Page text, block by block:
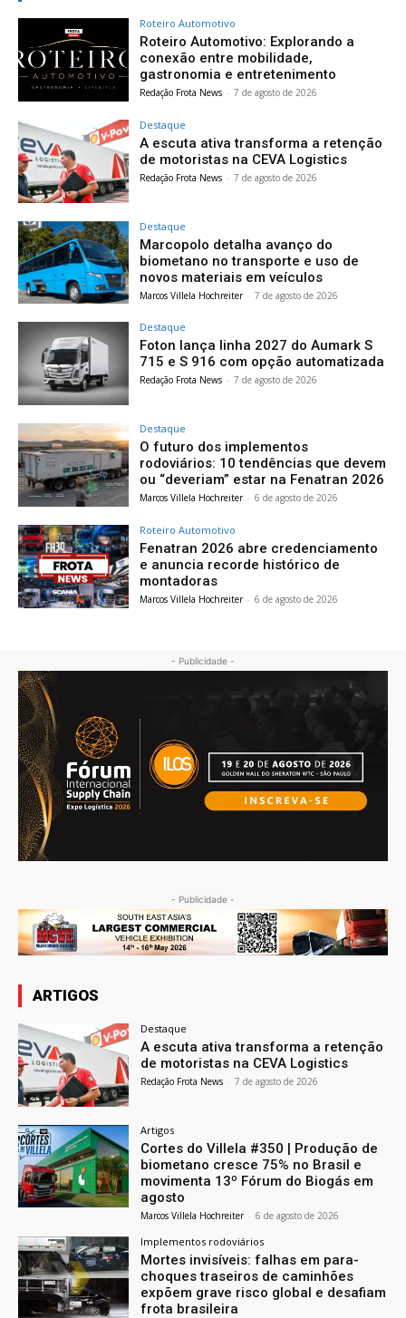
Roteiro Automotivo
Roteiro Automotivo: Explorando a
conexão entre mobilidade,
gastronomia e entretenimento
Redação Frota News - 7 de agosto de 2026
Destaque
A escuta ativa transforma a retenção
de motoristas na CEVA Logistics
Redação Frota News - 7 de agosto de 2026
Destaque
Marcopolo detalha avanço do
biometano no transporte e uso de
novos materiais em veículos
Marcos Villela Hochreiter - 7 de agosto de 2026
Destaque
Foton lança linha 2027 do Aumark S
715 e S 916 com opção automatizada
Redação Frota News - 7 de agosto de 2026
Destaque
O futuro dos implementos
rodoviários: 10 tendências que devem
ou “deveriam” estar na Fenatran 2026
Marcos Villela Hochreiter - 6 de agosto de 2026
Roteiro Automotivo
Fenatran 2026 abre credenciamento
e anuncia recorde histórico de
montadoras
Marcos Villela Hochreiter - 6 de agosto de 2026
- Publicidade -
- Publicidade -
ARTIGOS
Destaque
A escuta ativa transforma a retenção
de motoristas na CEVA Logistics
Redação Frota News - 7 de agosto de 2026
Artigos
Cortes do Villela #350 | Produção de
biometano cresce 75% no Brasil e
movimenta 13º Fórum do Biogás em
agosto
Marcos Villela Hochreiter - 6 de agosto de 2026
Implementos rodoviários
Mortes invisíveis: falhas em para-
choques traseiros de caminhões
expõem grave risco global e desafiam
frota brasileira